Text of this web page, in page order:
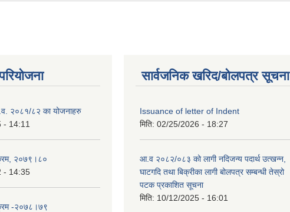
२०८१/८२ का योजनाहरु
- 14:11
२०७९।८०
- 14:35
-२०७८।७९
सार्वजनिक खरिद/बोलपत्र सूचना
Issuance of letter of Indent
मिति: 02/25/2026 - 18:27
आ.व २०८२/०८३ को लागी नदिजन्य पदार्थ उत्खन्न,
घाटगदि तथा बिक्रीका लागी बोलपत्र सम्बन्धी तेस्रो
पटक प्रकाशित सूचना
मिति: 10/12/2025 - 16:01